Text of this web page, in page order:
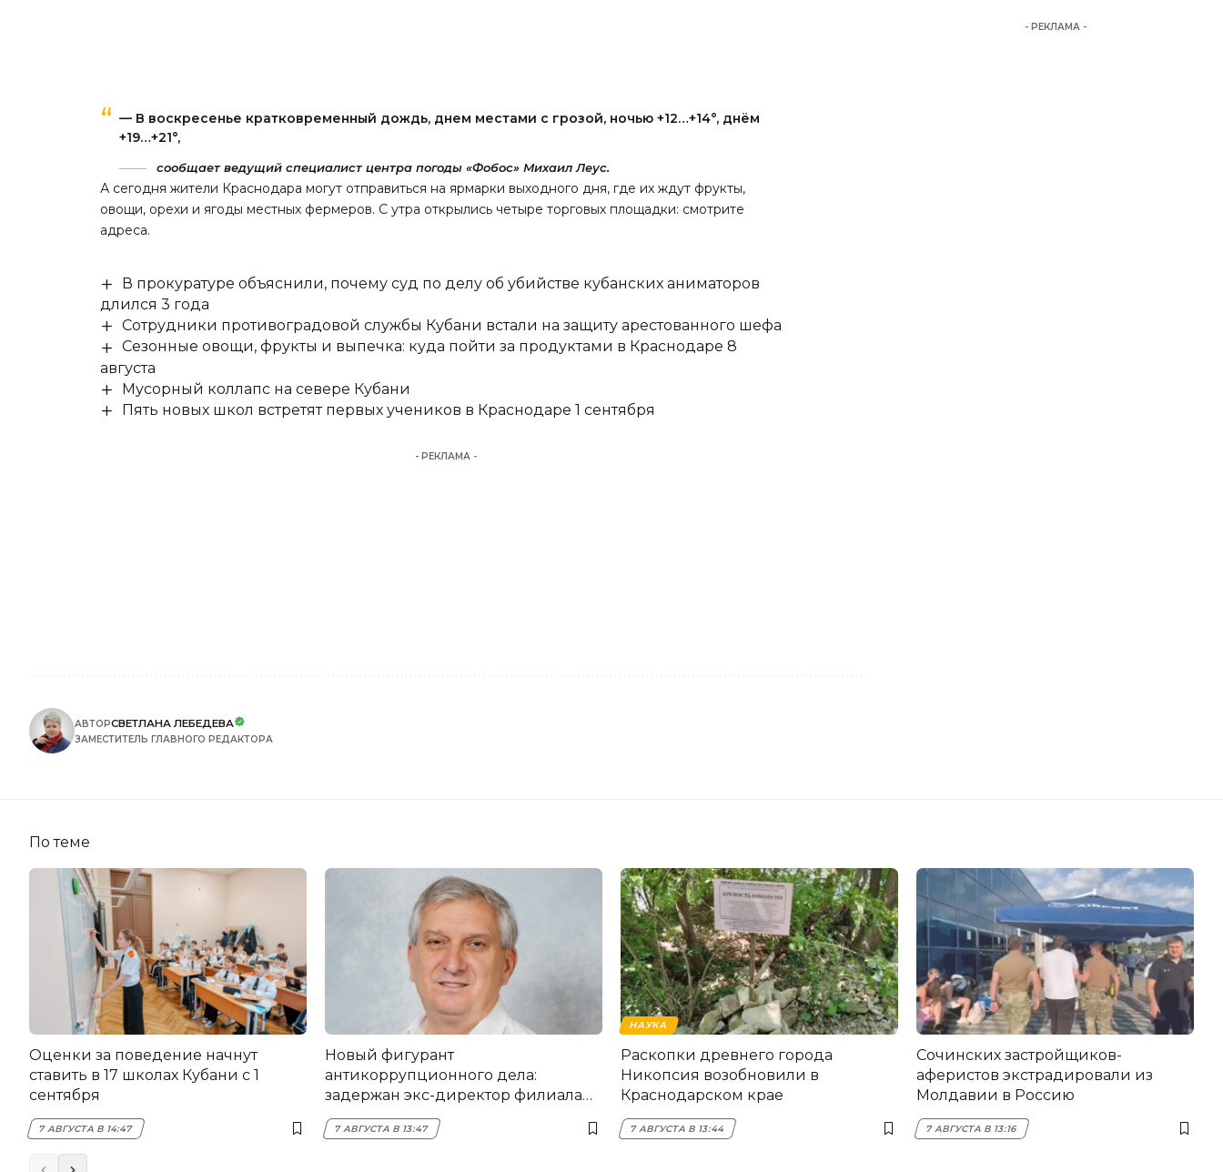
— В воскресенье кратковременный дождь, днем местами с грозой, ночью +12…+14°, днём
+19…+21°,
сообщает ведущий специалист центра погоды «Фобос» Михаил Леус.
А сегодня жители Краснодара могут отправиться на ярмарки выходного дня, где их ждут фрукты,
овощи, орехи и ягоды местных фермеров. С утра открылись четыре торговых площадки: смотрите
адреса.
В прокуратуре объяснили, почему суд по делу об убийстве кубанских аниматоров
длился 3 года
Сотрудники противоградовой службы Кубани встали на защиту арестованного шефа
Сезонные овощи, фрукты и выпечка: куда пойти за продуктами в Краснодаре 8
августа
Мусорный коллапс на севере Кубани
Пять новых школ встретят первых учеников в Краснодаре 1 сентября
- РЕКЛАМА -
АВТОРСВЕТЛАНА ЛЕБЕДЕВА
ЗАМЕСТИТЕЛЬ ГЛАВНОГО РЕДАКТОРА
- РЕКЛАМА -
По теме
Оценки за поведение начнут
ставить в 17 школах Кубани с 1
сентября
7 АВГУСТА В 14:47
Новый фигурант
антикоррупционного дела:
задержан экс-директор филиала
НЭСК Крымска
7 АВГУСТА В 13:47
НАУКА
Раскопки древнего города
Никопсия возобновили в
Краснодарском крае
7 АВГУСТА В 13:44
Сочинских застройщиков-
аферистов экстрадировали из
Молдавии в Россию
7 АВГУСТА В 13:16